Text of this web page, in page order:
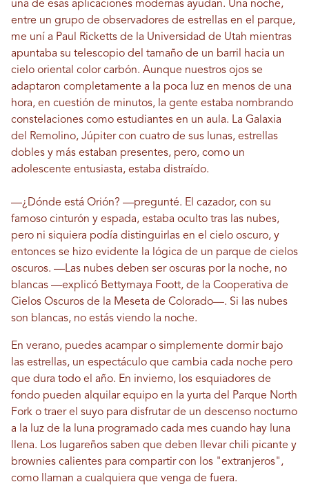
una de esas aplicaciones modernas ayudan. Una noche,
entre un grupo de observadores de estrellas en el parque,
me uní a Paul Ricketts de la Universidad de Utah mientras
apuntaba su telescopio del tamaño de un barril hacia un
cielo oriental color carbón. Aunque nuestros ojos se
adaptaron completamente a la poca luz en menos de una
hora, en cuestión de minutos, la gente estaba nombrando
constelaciones como estudiantes en un aula. La Galaxia
del Remolino, Júpiter con cuatro de sus lunas, estrellas
dobles y más estaban presentes, pero, como un
adolescente entusiasta, estaba distraído.
—¿Dónde está Orión? —pregunté. El cazador, con su
famoso cinturón y espada, estaba oculto tras las nubes,
pero ni siquiera podía distinguirlas en el cielo oscuro, y
entonces se hizo evidente la lógica de un parque de cielos
oscuros. —Las nubes deben ser oscuras por la noche, no
blancas —explicó Bettymaya Foott, de la Cooperativa de
Cielos Oscuros de la Meseta de Colorado—. Si las nubes
son blancas, no estás viendo la noche.
En verano, puedes acampar o simplemente dormir bajo
las estrellas, un espectáculo que cambia cada noche pero
que dura todo el año. En invierno, los esquiadores de
fondo pueden alquilar equipo en la yurta del Parque North
Fork o traer el suyo para disfrutar de un descenso nocturno
a la luz de la luna programado cada mes cuando hay luna
llena. Los lugareños saben que deben llevar chili picante y
brownies calientes para compartir con los "extranjeros",
como llaman a cualquiera que venga de fuera.